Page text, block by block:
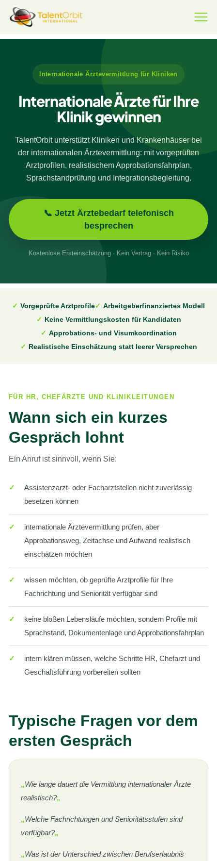
Internationale Ärztevermittlung für Kliniken
Internationale Ärzte für Ihre
Klinik gewinnen
TalentOrbit unterstützt Kliniken und Krankenhäuser bei
der internationalen Ärztevermittlung: mit vorgeprüften
Arztprofilen, realistischem Approbationsfahrplan,
Sprachstandprüfung und Integrationsbegleitung.
📞 Jetzt Ärztebedarf telefonisch
besprechen
Kostenlose Ersteinschätzung · Kein Vertrag · Kein Risiko
✓ Vorgeprüfte Arztprofile✓ Arbeitgeberfinanziertes Modell
✓ Keine Vermittlungskosten für Kandidaten
✓ Approbations- und Visumkoordination
✓ Realistische Einschätzung statt leerer Versprechen
FÜR HR, CHEFÄRZTE UND KLINIKLEITUNGEN
Wann sich ein kurzes
Gespräch lohnt
Ein Anruf ist sinnvoll, wenn Sie:
✓
Assistenzarzt- oder Facharztstellen nicht zuverlässig
besetzen können
✓
internationale Ärztevermittlung prüfen, aber
Approbationsweg, Zeitachse und Aufwand realistisch
einschätzen möchten
✓
wissen möchten, ob geprüfte Arztprofile für Ihre
Fachrichtung und Seniorität verfügbar sind
✓
keine bloßen Lebensläufe möchten, sondern Profile mit
Sprachstand, Dokumentenlage und Approbationsfahrplan
✓
intern klären müssen, welche Schritte HR, Chefarzt und
Geschäftsführung vorbereiten sollten
Typische Fragen vor dem
ersten Gespräch
„Wie lange dauert die Vermittlung internationaler Ärzte
realistisch?„
„Welche Fachrichtungen und Senioritätsstufen sind
verfügbar?„
„Was ist der Unterschied zwischen Berufserlaubnis